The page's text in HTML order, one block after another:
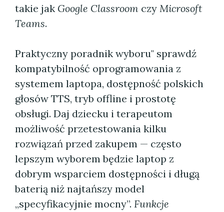
takie jak Google Classroom czy Microsoft
Teams.
Praktyczny poradnik wyboru" sprawdź
kompatybilność oprogramowania z
systemem laptopa, dostępność polskich
głosów TTS, tryb offline i prostotę
obsługi. Daj dziecku i terapeutom
możliwość przetestowania kilku
rozwiązań przed zakupem — często
lepszym wyborem będzie laptop z
dobrym wsparciem dostępności i długą
baterią niż najtańszy model
„specyfikacyjnie mocny”. Funkcje